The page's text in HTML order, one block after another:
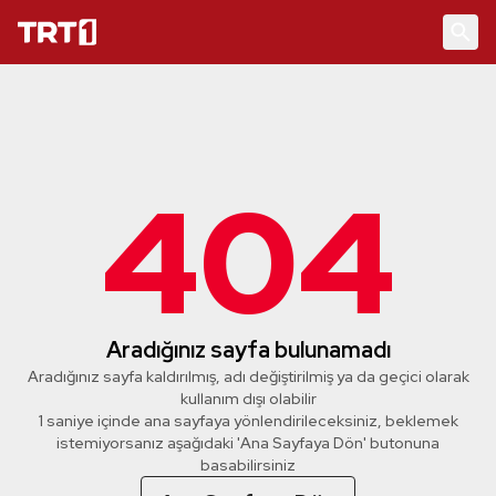
404
Aradığınız sayfa bulunamadı
Aradığınız sayfa kaldırılmış, adı değiştirilmiş ya da geçici olarak
kullanım dışı olabilir
1 saniye içinde ana sayfaya yönlendirileceksiniz, beklemek
istemiyorsanız aşağıdaki 'Ana Sayfaya Dön' butonuna
basabilirsiniz